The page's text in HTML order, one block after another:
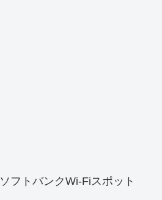
ソフトバンクWi-Fiスポット